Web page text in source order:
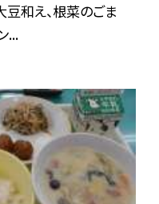
豆和え、根菜のごま
...